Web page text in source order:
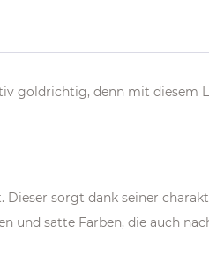
goldrichtig, denn mit diesem
sorgt dank seiner
und satte Farben, die auch